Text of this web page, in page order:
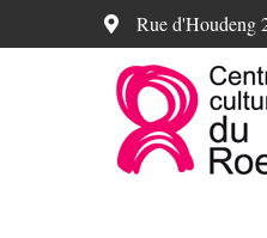
Rue d'Houdeng